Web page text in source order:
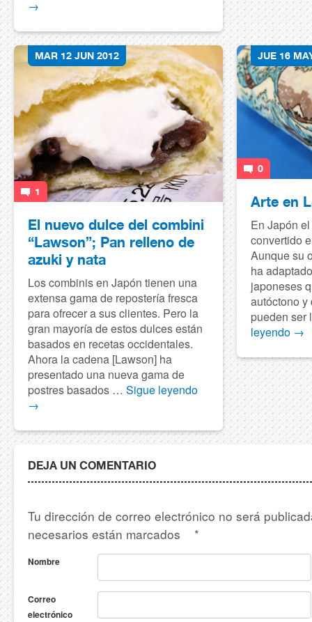
→
MAR 12 JUN 2012
1
El nuevo dulce del combini
“Lawson”; Pan relleno de
azuki y nata
Los combinis en Japón tienen una
extensa gama de repostería fresca
para ofrecer a sus clientes. Pero la
gran mayoría de estos dulces están
basados en recetas occidentales.
Ahora la cadena [Lawson] ha
presentado una nueva gama de
postres basados … Sigue leyendo
→
JUE 16
0
Arte en
En Japón
convertido
Aunque su
ha
japoneses
autóctono
pueden
leyendo →
DEJA UN COMENTARIO
Tu dirección de correo electrónico no será
necesarios están marcados
*
Nombre
Correo
electrónico